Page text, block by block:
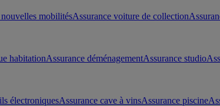
mobilitésAssurance voiture de collection
habitationAssurance déménagementAssurance studio
électroniquesAssurance cave à vinsAssurance piscine